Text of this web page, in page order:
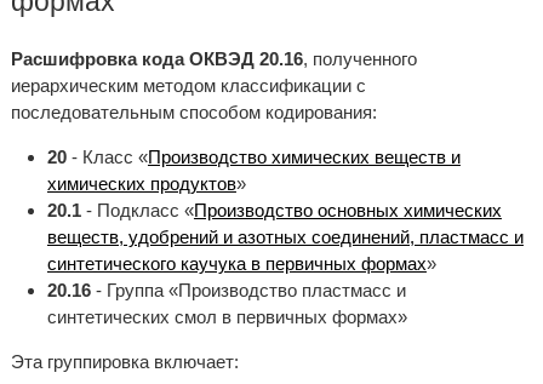
Расшифровка кода ОКВЭД 20.16, полученного
иерархическим методом классификации с
последовательным способом кодирования:
20- Класс «Производство химических веществ и
химических продуктов»
20.1- Подкласс «Производство основных химических
веществ, удобрений и азотных соединений, пластмасс и
синтетического каучука в первичных формах»
20.16- Группа «Производство пластмасс и
синтетических смол в первичных формах»
Эта группировка включает: